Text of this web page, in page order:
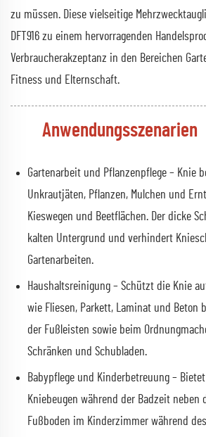
zu müssen. Diese vielseitige
DFT916 zu einem hervorragenden
Verbraucherakzeptanz in den Bereichen
Fitness und Elternschaft.
Anwendungsszenarien
Gartenarbeit und Pflanzenpflege – Knie
Unkrautjäten, Pflanzen, Mulchen und
Kieswegen und Beetflächen. Der dicke
kalten Untergrund und verhindert
Gartenarbeiten.
Haushaltsreinigung – Schützt die Knie
wie Fliesen, Parkett, Laminat und Beton
der Fußleisten sowie beim
Schränken und Schubladen.
Babypflege und Kinderbetreuung –
Kniebeugen während der Badzeit neben
Fußboden im Kinderzimmer während